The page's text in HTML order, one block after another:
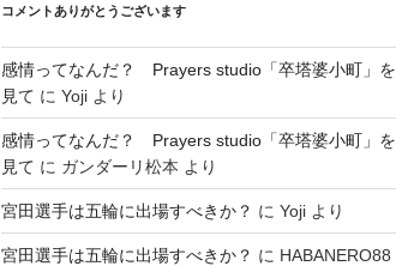
コメントありがとうございます
感情ってなんだ？ Prayers studio「卒塔婆小町」を
見て に Yoji より
感情ってなんだ？ Prayers studio「卒塔婆小町」を
見て に ガンダーリ松本 より
宮田選手は五輪に出場すべきか？ に Yoji より
宮田選手は五輪に出場すべきか？ に HABANERO88